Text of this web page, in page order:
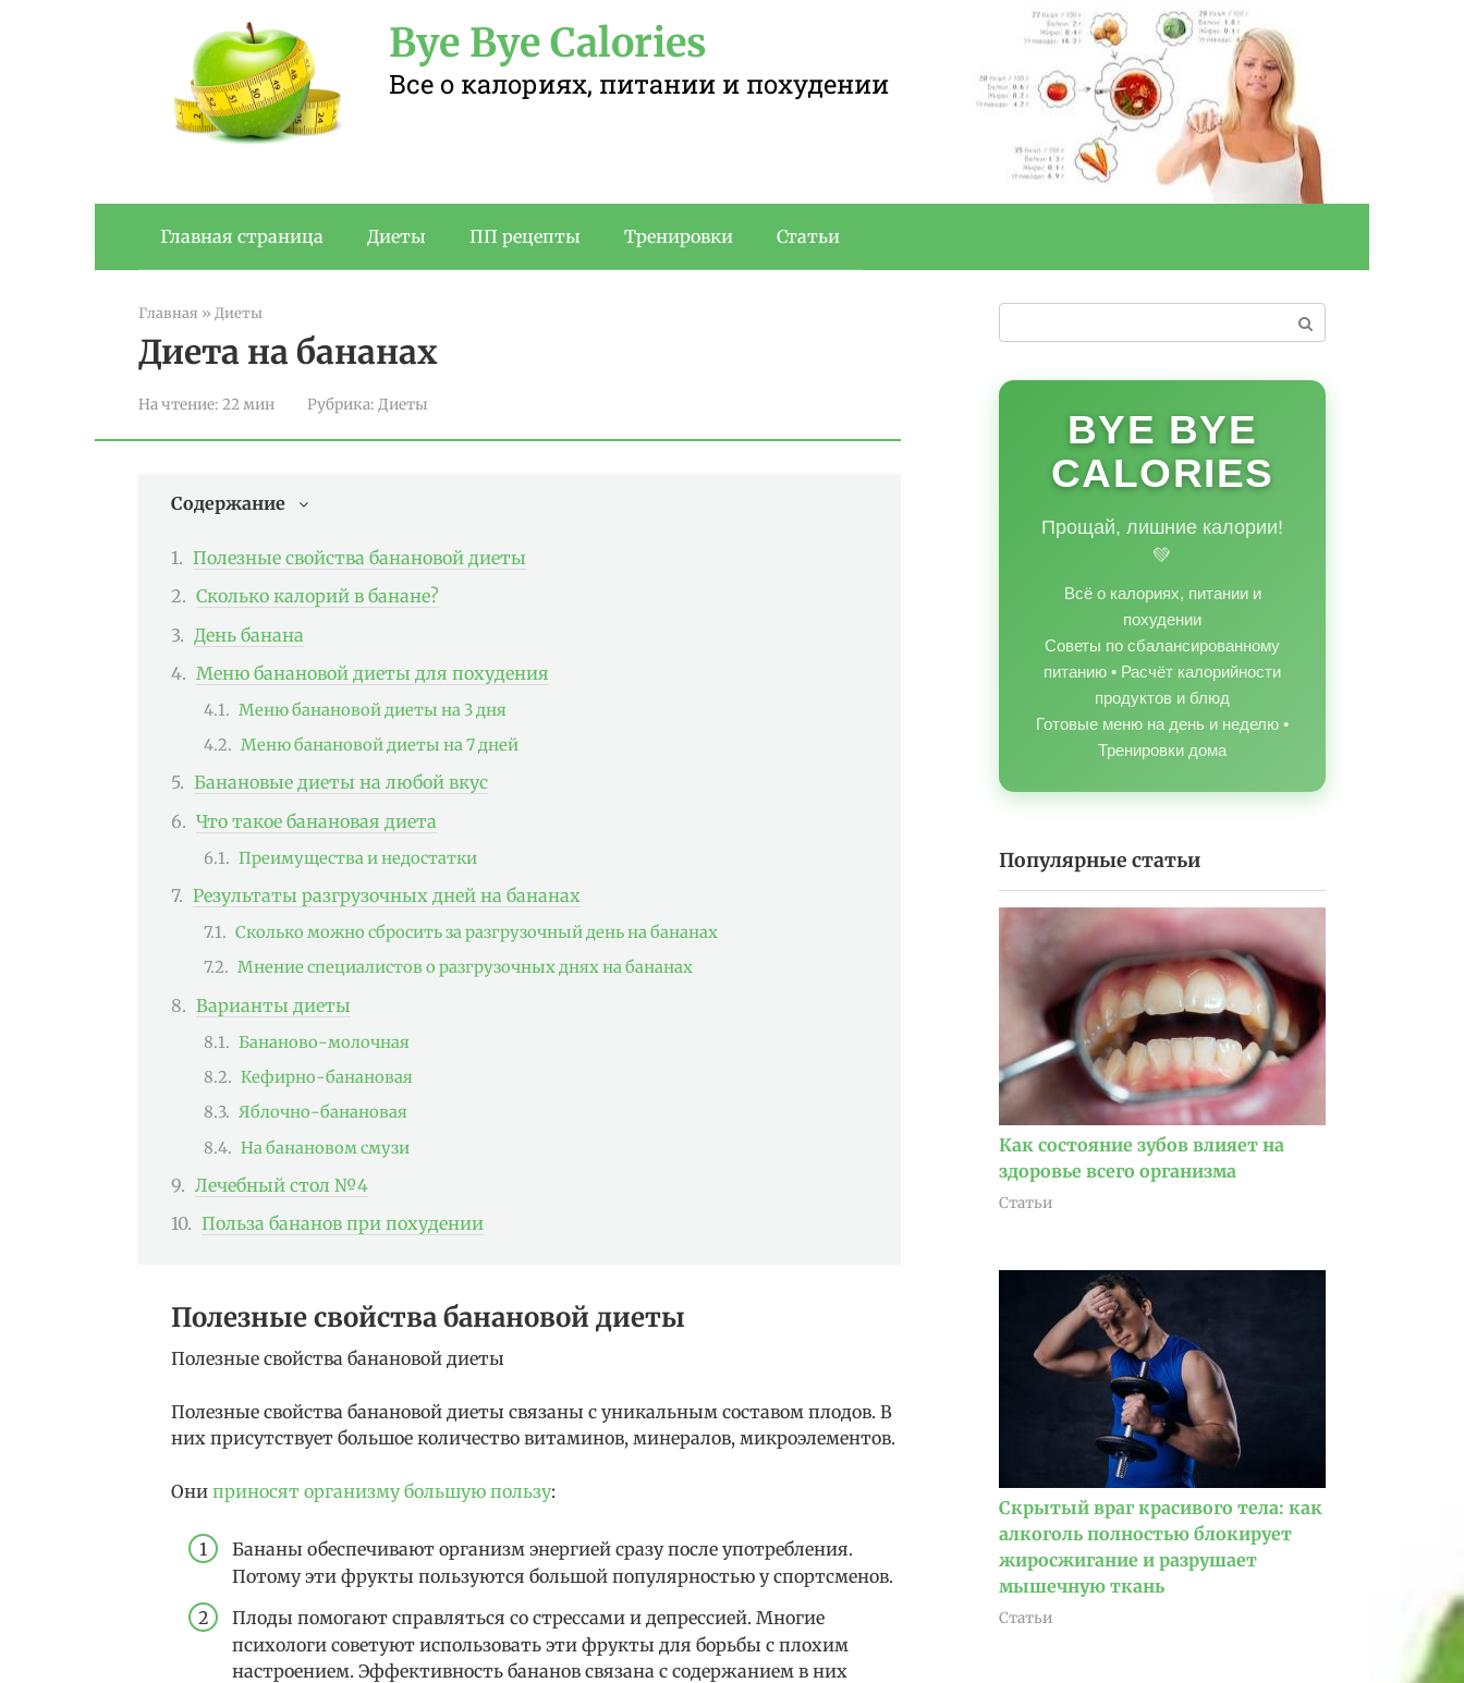
Bye Bye Calories
Все о калориях, питании и похудении
Главная страница Диеты ПП рецепты Тренировки Статьи
Главная » Диеты
Диета на бананах
На чтение: 22 мин Рубрика: Диеты
Содержание
Полезные свойства банановой диеты
Сколько калорий в банане?
День банана
Меню банановой диеты для похудения
Меню банановой диеты на 3 дня
Меню банановой диеты на 7 дней
Банановые диеты на любой вкус
Что такое банановая диета
Преимущества и недостатки
Результаты разгрузочных дней на бананах
Сколько можно сбросить за разгрузочный день на бананах
Мнение специалистов о разгрузочных днях на бананах
Варианты диеты
Бананово-молочная
Кефирно-банановая
Яблочно-банановая
На банановом смузи
Лечебный стол №4
Польза бананов при похудении
Полезные свойства банановой диеты
Полезные свойства банановой диеты
Полезные свойства банановой диеты связаны с уникальным составом плодов. В
них присутствует большое количество витаминов, минералов, микроэлементов.
Они приносят организму большую пользу:
Бананы обеспечивают организм энергией сразу после употребления.
Потому эти фрукты пользуются большой популярностью у спортсменов.
Плоды помогают справляться со стрессами и депрессией. Многие
психологи советуют использовать эти фрукты для борьбы с плохим
настроением. Эффективность бананов связана с содержанием в них
BYE BYE
CALORIES
Прощай, лишние калории!
💚
Всё о калориях, питании и
похудении
Советы по сбалансированному
питанию • Расчёт калорийности
продуктов и блюд
Готовые меню на день и неделю •
Тренировки дома
Популярные статьи
Как состояние зубов влияет на
здоровье всего организма
Статьи
Скрытый враг красивого тела: как
алкоголь полностью блокирует
жиросжигание и разрушает
мышечную ткань
Статьи